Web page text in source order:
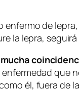
enfermo de
la lepra,
que
él, fuera de